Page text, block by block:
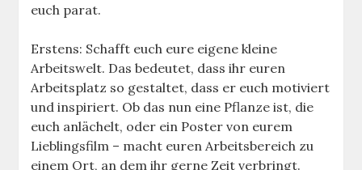
euch parat.
Erstens: Schafft euch eure eigene kleine
Arbeitswelt. Das bedeutet, dass ihr euren
Arbeitsplatz so gestaltet, dass er euch motiviert
und inspiriert. Ob das nun eine Pflanze ist, die
euch anlächelt, oder ein Poster von eurem
Lieblingsfilm – macht euren Arbeitsbereich zu
einem Ort, an dem ihr gerne Zeit verbringt.